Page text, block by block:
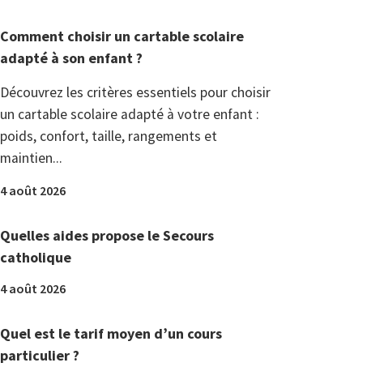
Comment choisir un cartable scolaire
adapté à son enfant ?
Découvrez les critères essentiels pour choisir
un cartable scolaire adapté à votre enfant :
poids, confort, taille, rangements et
maintien...
4 août 2026
Quelles aides propose le Secours
catholique
4 août 2026
Quel est le tarif moyen d’un cours
particulier ?